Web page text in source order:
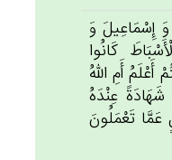
وَ إِسْمَاعِيل‌َ وَ
كَانُوا
أَم‌ِ الله‌ُ
عِنْدَه‌ُ
عَمَّا تَعْمَلُون‌َ